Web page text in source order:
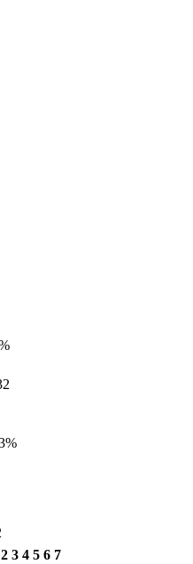
2 3 4 5 6 7